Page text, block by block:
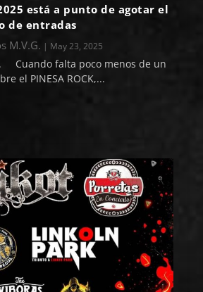
2025 está a punto de agotar el
de entradas
M.V.G. | May 23, 2025
Cuando falta poco menos de un
el PINESA ROCK,...